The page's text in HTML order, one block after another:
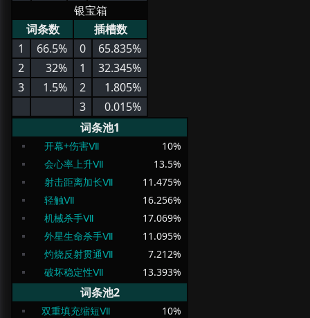
银宝箱
词条数
插槽数
1
66.5% 0
65.835%
2
32% 1
32.345%
3
1.5% 2
1.805%
3
0.015%
词条池1
开幕+伤害Ⅶ 10%
会心率上升Ⅶ
13.5%
射击距离加长Ⅶ
11.475%
轻触Ⅶ
16.256%
机械杀手Ⅶ
17.069%
外星生命杀手Ⅶ
11.095%
灼烧反射贯通Ⅶ
7.212%
破坏稳定性Ⅶ
13.393%
词条池2
双重填充缩短Ⅶ 10%